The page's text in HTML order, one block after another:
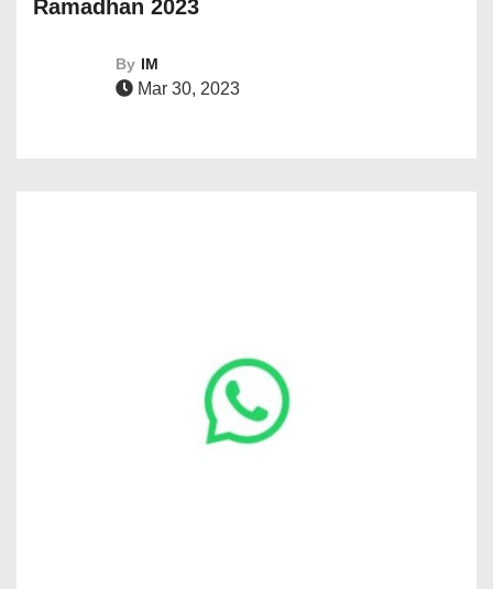
Ramadhan 2023
By IM
Mar 30, 2023